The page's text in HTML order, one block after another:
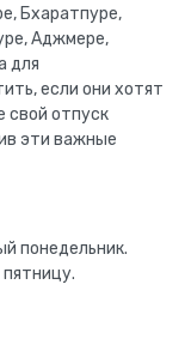
Бхаратпуре,
Аджмере,
для
если они хотят
свой отпуск
эти важные
понедельник.